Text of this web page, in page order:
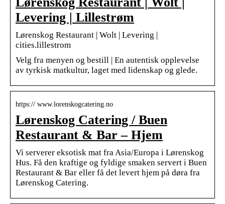
Levering | Lillestrøm
Lørenskog Restaurant | Wolt | Levering |
cities.lillestrom
Velg fra menyen og bestill | En autentisk opplevelse
av tyrkisk matkultur, laget med lidenskap og glede.
https:// www.lorenskogcatering.no
Lørenskog Catering / Buen
Restaurant & Bar – Hjem
Vi serverer eksotisk mat fra Asia/Europa i Lørenskog
Hus. Få den kraftige og fyldige smaken servert i Buen
Restaurant & Bar eller få det levert hjem på døra fra
Lørenskog Catering.